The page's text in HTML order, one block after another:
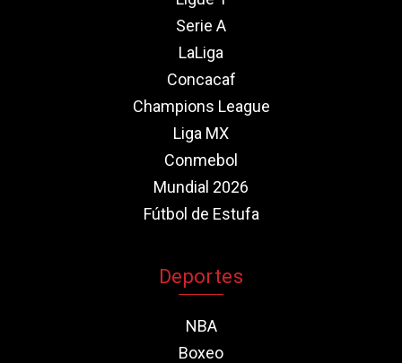
Serie A
LaLiga
Concacaf
Champions League
Liga MX
Conmebol
Mundial 2026
Fútbol de Estufa
Deportes
NBA
Boxeo